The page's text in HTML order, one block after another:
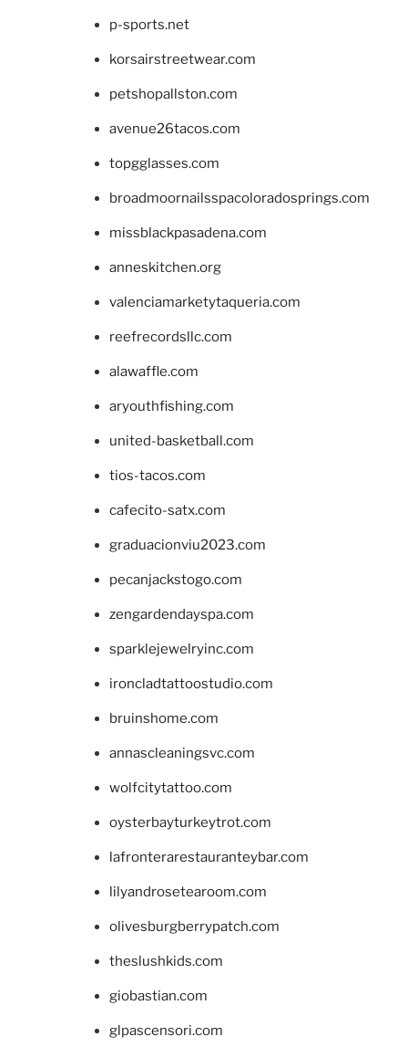
p-sports.net
korsairstreetwear.com
petshopallston.com
avenue26tacos.com
topgglasses.com
broadmoornailsspacoloradosprings.com
missblackpasadena.com
anneskitchen.org
valenciamarketytaqueria.com
reefrecordsllc.com
alawaffle.com
aryouthfishing.com
united-basketball.com
tios-tacos.com
cafecito-satx.com
graduacionviu2023.com
pecanjackstogo.com
zengardendayspa.com
sparklejewelryinc.com
ironcladtattoostudio.com
bruinshome.com
annascleaningsvc.com
wolfcitytattoo.com
oysterbayturkeytrot.com
lafronterarestauranteybar.com
lilyandrosetearoom.com
olivesburgberrypatch.com
theslushkids.com
giobastian.com
glpascensori.com